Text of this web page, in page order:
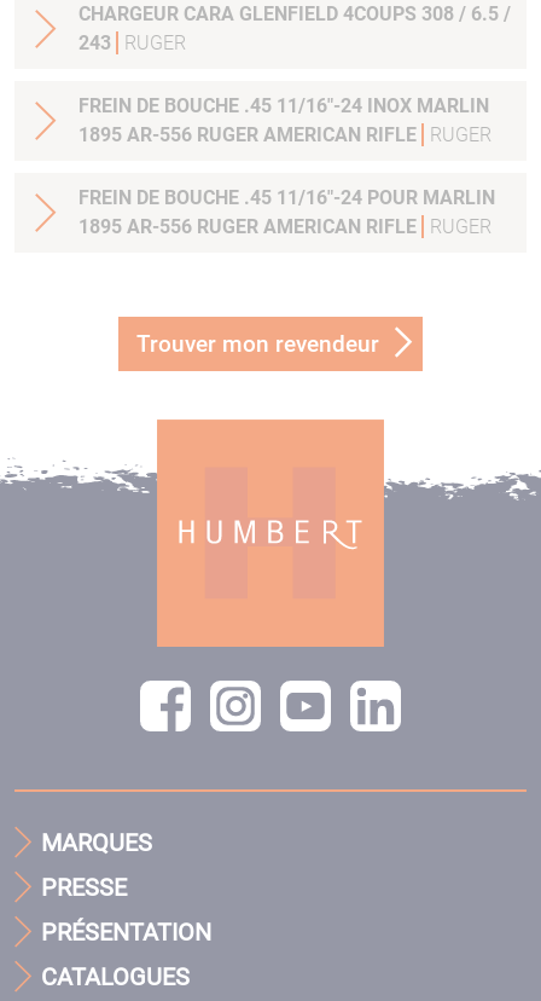
CHARGEUR CARA GLENFIELD 4COUPS 308 / 6.5 /
243
RUGER
FREIN DE BOUCHE .45 11/16"-24 INOX MARLIN
1895 AR-556 RUGER AMERICAN RIFLE
RUGER
FREIN DE BOUCHE .45 11/16"-24 POUR MARLIN
1895 AR-556 RUGER AMERICAN RIFLE
RUGER
Trouver mon revendeur
MARQUES
PRESSE
PRÉSENTATION
CATALOGUES